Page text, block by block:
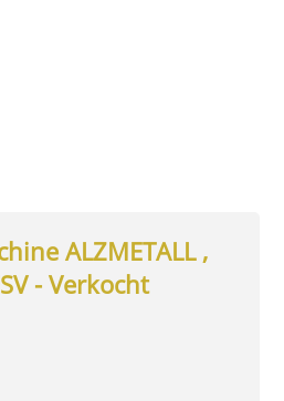
ALZMETALL ,
- Verkocht